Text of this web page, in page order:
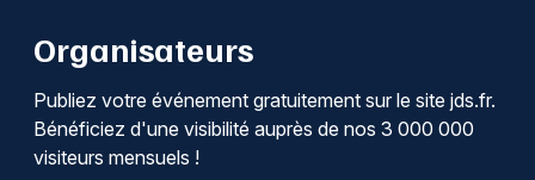
Organisateurs
Publiez votre événement gratuitement sur le site jds.fr.
Bénéficiez d'une visibilité auprès de nos 3 000 000
visiteurs mensuels !